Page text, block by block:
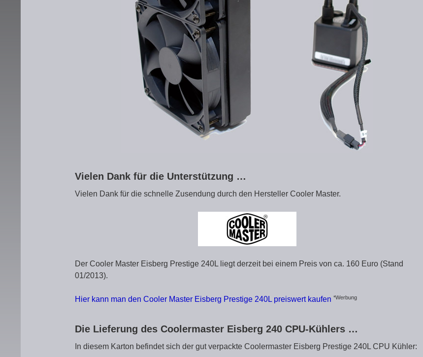
Vielen Dank für die Unterstützung …
Vielen Dank für die schnelle Zusendung durch den Hersteller Cooler Master.
Der Cooler Master Eisberg Prestige 240L liegt derzeit bei einem Preis von ca. 160 Euro (Stand
01/2013).
Hier kann man den Cooler Master Eisberg Prestige 240L preiswert kaufen *Werbung
Die Lieferung des Coolermaster Eisberg 240 CPU-Kühlers …
In diesem Karton befindet sich der gut verpackte Coolermaster Eisberg Prestige 240L CPU Kühler: